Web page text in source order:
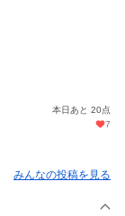
本日あと 20点
7
みんなの投稿を見る